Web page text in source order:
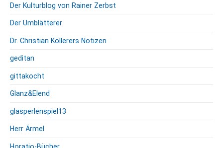
Der Kulturblog von Rainer Zerbst
Der Umblätterer
Dr. Christian Köllerers Notizen
geditan
gittakocht
Glanz&Elend
glasperlenspiel13
Herr Ärmel
Horatio-Bücher